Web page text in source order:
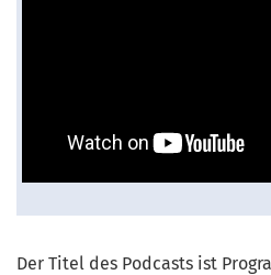
Der Titel des Podcasts ist